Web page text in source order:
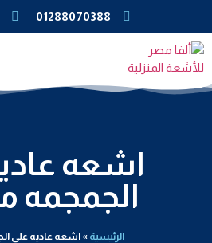
01288070388
اشعه
الجمجمه
الرئيسية » اشعه عاديه على